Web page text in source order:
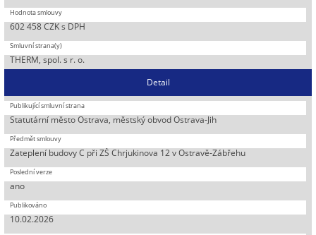
602 458 CZK s DPH
THERM, spol. s r. o.
Detail
Statutární město Ostrava, městský obvod Ostrava-Jih
Zateplení budovy C při ZŠ Chrjukinova 12 v Ostravě-Zábřehu
ano
10.02.2026